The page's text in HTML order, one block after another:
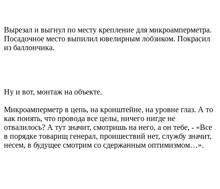
Вырезал и выгнул по месту крепление для микроамперметра.
Посадочное место выпилил ювелирным лобзиком. Покрасил
из баллончика.
Ну и вот, монтаж на объекте.
Микроамперметр в цепь, на кронштейне, на уровне глаз. А то
как понять, что провода все целы, ничего нигде не
отвалилось? А тут значит, смотришь на него, а он тебе, - «Все
в порядке товарищ генерал, проишествий нет, службу значит,
несем, в будущее смотрим со сдержанным оптимизмом…».